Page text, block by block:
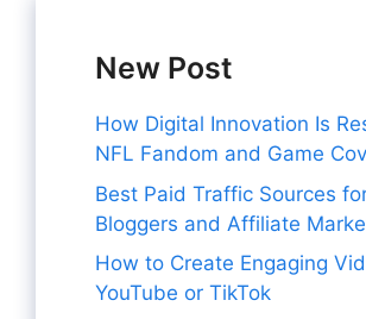
New Post
How Digital Innovation Is
NFL Fandom and Game
Best Paid Traffic Sources
Bloggers and Affiliate
How to Create Engaging
YouTube or TikTok